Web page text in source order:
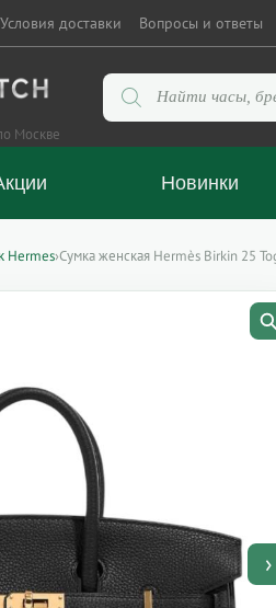
Условия доставки Вопросы и ответы
Москве
Поиск
товаров
Новинки
Hermes›Сумка женская Hermès Birkin 25
›